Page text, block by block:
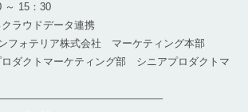
～ 15：30
ラウドデータ連携
ォテリア株式会社 マーケティング本部
ケティング部 シニアプロダクトマ